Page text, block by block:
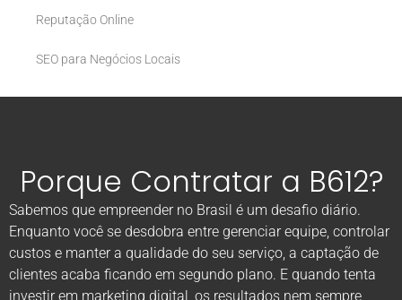
Reputação Online
SEO para Negócios Locais
Porque Contratar a B612?
Sabemos que empreender no Brasil é um desafio diário.
Enquanto você se desdobra entre gerenciar equipe, controlar
custos e manter a qualidade do seu serviço, a captação de
clientes acaba ficando em segundo plano. E quando tenta
investir em marketing digital, os resultados nem sempre